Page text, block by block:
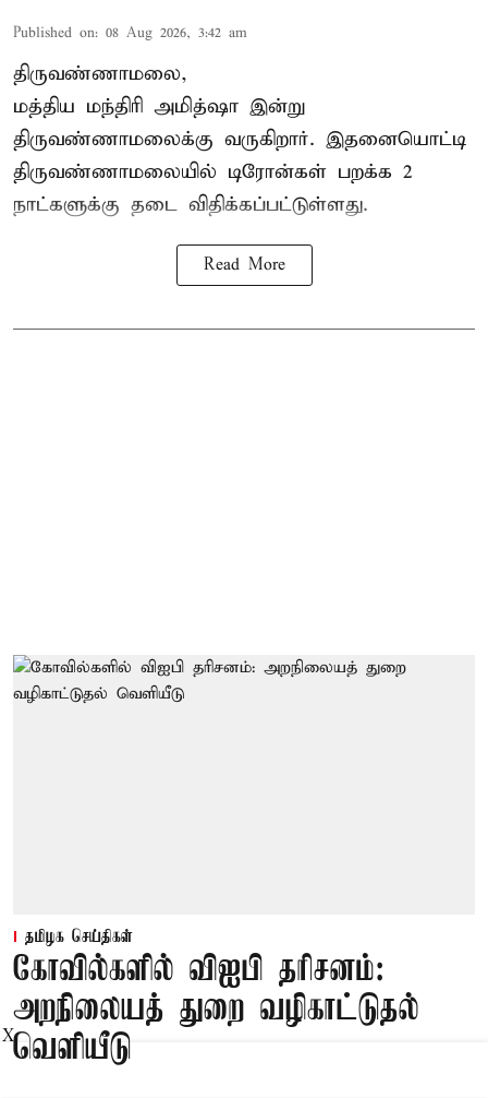
Published on: 08 Aug 2026, 3:42 am
திருவண்ணாமலை,
மத்திய மந்திரி அமித்ஷா இன்று
திருவண்ணாமலைக்கு வருகிறார். இதனையொட்டி
திருவண்ணாமலையில் டிரோன்கள் பறக்க 2
நாட்களுக்கு தடை விதிக்கப்பட்டுள்ளது.
Read More
தமிழக செய்திகள்
கோவில்களில் விஐபி தரிசனம்:
அறநிலையத் துறை வழிகாட்டுதல்
வெளியீடு
X